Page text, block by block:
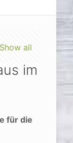
Show all
im
für die